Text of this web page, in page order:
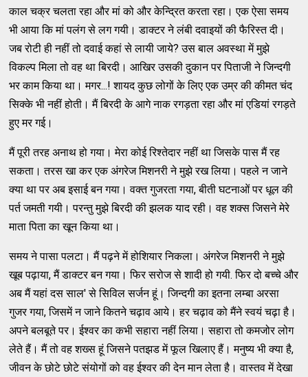
काल चक्र चलता रहा और मां को और केन्द्रित करता रहा। एक ऐसा समय
भी आया कि मां पलंग से लग गयी। डाक्टर ने लंबी दवाइयों की फैरिस्त दी।
जब रोटी ही नहीं तो दवाई कहां से लायी जाये? उस बाल अवस्था में मुझे
विकल्प मिला तो वह था बिरदी। आखिर उसकी दुकान पर पिताजी ने जिन्दगी
भर काम किया था। मगर...! शायद कुछ लोगों के लिए एक उम्र की कीमत चंद
सिक्के भी नहीं होती। मैं बिरदी के आगे नाक रगड़ता रहा और मां एडियां रगड़ते
हुए मर गई।
मैं पूरी तरह अनाथ हो गया। मेरा कोई रिश्तेदार नहीं था जिसके पास मैं रह
सकता। तरस खा कर एक अंगरेज मिशनरी ने मुझे रख लिया। पहले न जाने
क्या था पर अब इसाई बन गया। वक्त गुजरता गया, बीती घटनाओं पर धूल की
पर्त जमती गयी। परन्तु मुझे बिरदी की झलक याद रही। वह शक्स जिसने मेरे
माता पिता का खून किया था।
समय ने पासा पलटा। मैं पढ़ने में होशियार निकला। अंगरेज मिशनरी ने मुझे
खूब पढ़ाया, मैं डाक्टर बन गया। फिर सरोज से शादी हो गयी. फिर दो बच्चे और
अब मैं यहां दस साल' से सिविल सर्जन हूं। जिन्दगी का इतना लम्बा अरसा
गुजर गया, जिसमें न जाने कितने चढ़ाव आये। हर चढ़ाव को मैंने स्वयं चढ़ा है।
अपने बलबूते पर। ईश्वर का कभी सहारा नहीं लिया। सहारा तो कमजोर लोग
लेते हैं। मैं तो वह शख्स हूं जिसने पतझड में फूल खिलाए हैं। मनुष्य भी क्या है,
जीवन के छोटे छोटे संयोगों को वह ईश्वर की देन मान लेता है। वास्तव में देखा